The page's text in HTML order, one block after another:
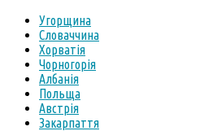
Угорщина
Словаччина
Хорватія
Чорногорія
Албанія
Польща
Австрія
Закарпаття